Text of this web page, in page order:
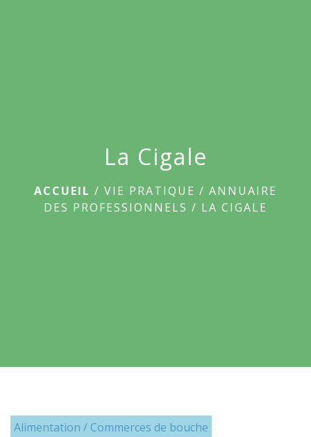
La Cigale
ACCUEIL / VIE PRATIQUE / ANNUAIRE
DES PROFESSIONNELS / LA CIGALE
Alimentation / Commerces de bouche